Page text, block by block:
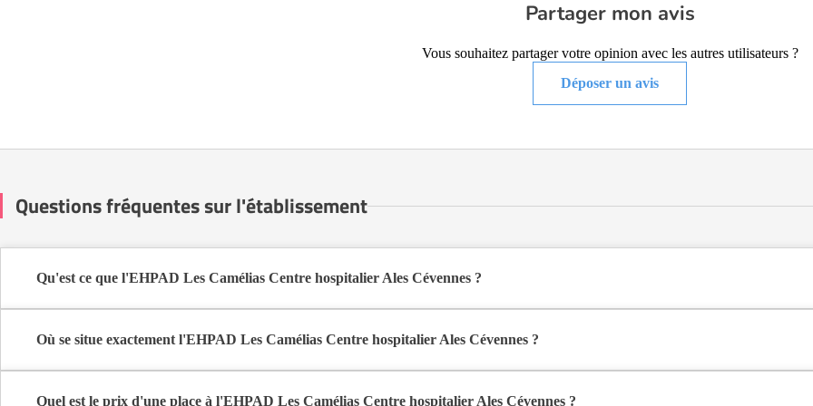
Partager mon avis
Vous souhaitez partager votre opinion avec les autres utilisateurs ?
Déposer un avis
Questions fréquentes sur l'établissement
Qu'est ce que l'EHPAD Les Camélias Centre hospitalier Ales Cévennes ?
Où se situe exactement l'EHPAD Les Camélias Centre hospitalier Ales Cévennes ?
Quel est le prix d'une place à l'EHPAD Les Camélias Centre hospitalier Ales Cévennes ?